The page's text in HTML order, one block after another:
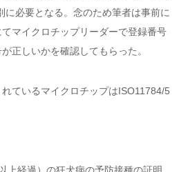
に必要となる。念のため筆者は事前に
マイクロチップリーダーで登録番号
正しいかを確認してもらった。
ているマイクロチップはISO11784/5